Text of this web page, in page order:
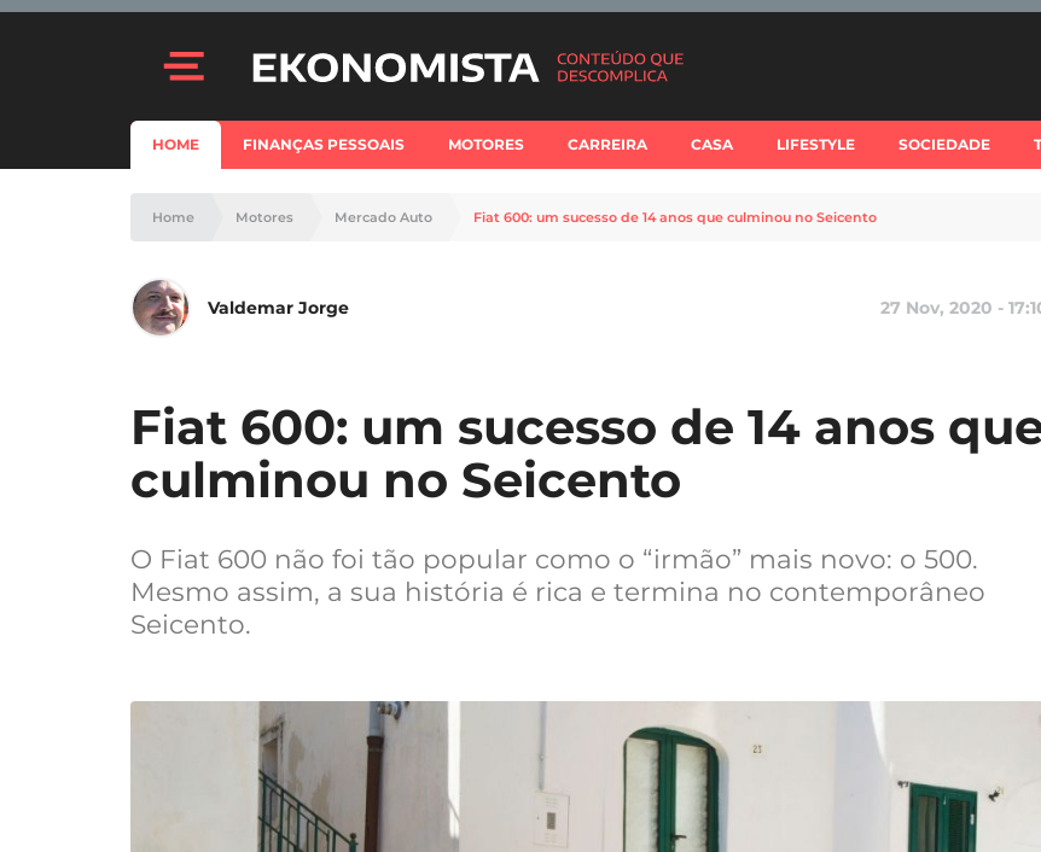
HOME FINANÇAS PESSOAIS MOTORES CARREIRA CASA LIFESTYLE SOCIEDADE
Home Motores Mercado Auto Fiat 600: um sucesso de 14 anos que culminou no Seicento
Valdemar Jorge 27 Nov, 2020 -
Fiat 600: um sucesso de 14 anos
culminou no Seicento
O Fiat 600 não foi tão popular como o “irmão” mais novo: o 500.
Mesmo assim, a sua história é rica e termina no contemporâneo
Seicento.